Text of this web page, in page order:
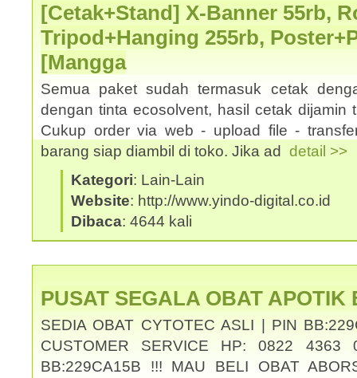
[Cetak+Stand] X-Banner 55rb,
Tripod+Hanging 255rb,
[Mangga
Semua paket sudah termasuk cetak
dengan tinta ecosolvent, hasil cetak dijamin
Cukup order via web - upload file -
barang siap diambil di toko. Jika ad detail >>
Kategori: Lain-Lain
Website: http://www.yindo-digital.co.id
Dibaca: 4644 kali
PUSAT SEGALA OBAT APOTIK
SEDIA OBAT CYTOTEC ASLI | PIN
CUSTOMER SERVICE HP: 0822 4363
BB:229CA15B !!! MAU BELI OBAT